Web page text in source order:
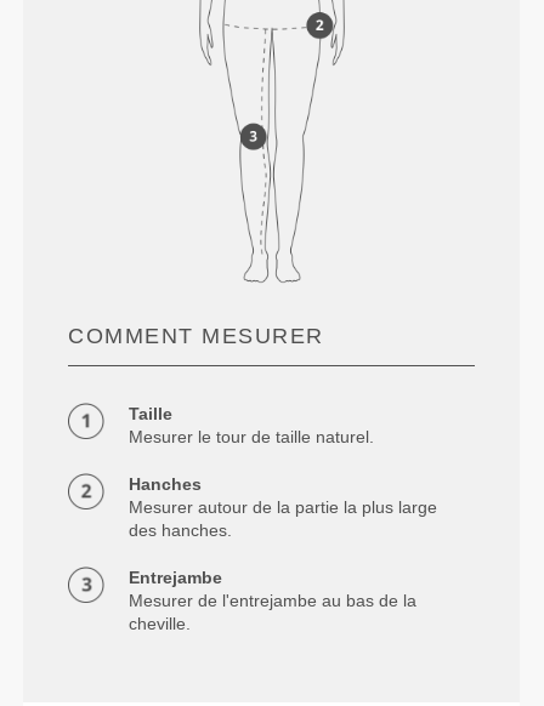
COMMENT MESURER
Taille
Mesurer le tour de taille naturel.
Hanches
Mesurer autour de la partie la plus large
des hanches.
Entrejambe
Mesurer de l'entrejambe au bas de la
cheville.